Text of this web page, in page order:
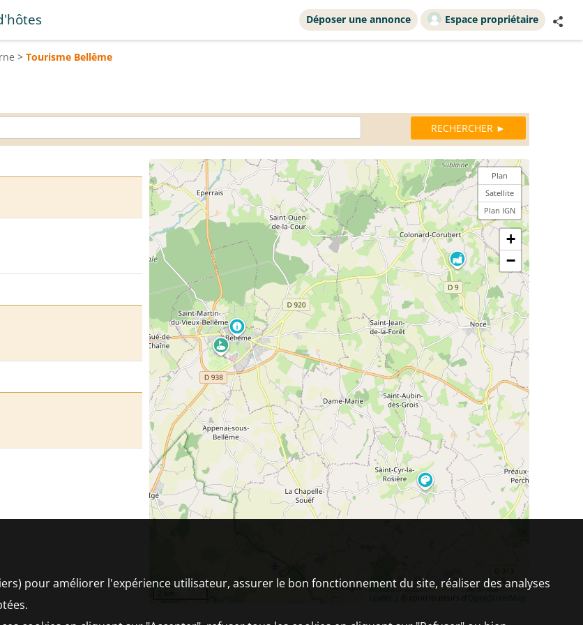
Déposer une annonce Espace propriétaire
> Tourisme Bellême
Plan
Satellite
Plan IGN
+
−
OpenStreetMap
pour améliorer l'expérience utilisateur, assurer le bon fonctionnement du site, réaliser des analyses